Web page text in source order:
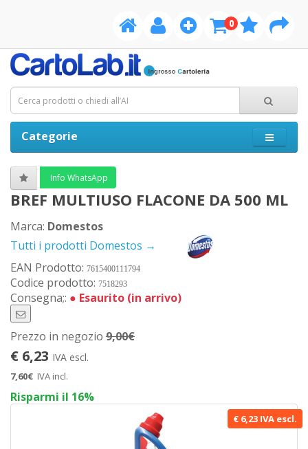
0
Categorie
€ 6,23 IVA escl.
Info WhatsApp
BREF MULTIUSO FLACONE DA 500 ML
Marca: Domestos
Tutti i prodotti Domestos →
EAN Prodotto: 7615400111794
Codice prodotto: 7518293
Consegna;: ● Esaurito (in arrivo)
Prezzo in negozio 9,00€
€ 6,23 IVA escl.
7,60€ IVA incl.
Risparmi il 16%